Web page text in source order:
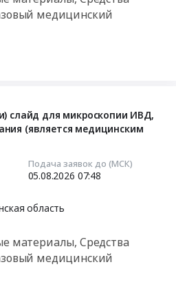
медицинский
слайд для микроскопии ИВД,
(является медицинским
Подача заявок до (МСК)
05.08.2026 07:48
область
материалы, Средства
медицинский